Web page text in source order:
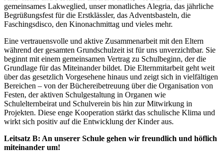
gemeinsames Lakweglied, unser monatliches Alegria, das jährliche
Begrüßungsfest für die Erstklässler, das Adventsbasteln, die
Faschingsdisco, den Kinonachmittag und vieles mehr.
Eine vertrauensvolle und aktive Zusammenarbeit mit den Eltern
während der gesamten Grundschulzeit ist für uns unverzichtbar. Sie
beginnt mit einem gemeinsamen Vertrag zu Schulbeginn, der die
Grundlage für das Miteinander bildet. Die Elternmitarbeit geht weit
über das gesetzlich Vorgesehene hinaus und zeigt sich in vielfältigen
Bereichen – von der Büchereibetreuung über die Organisation von
Festen, der aktiven Schulgestaltung in Organen wie
Schulelternbeirat und Schulverein bis hin zur Mitwirkung in
Projekten. Diese enge Kooperation stärkt das schulische Klima und
wirkt sich positiv auf die Entwicklung der Kinder aus.
Leitsatz B: An unserer Schule gehen wir freundlich und höflich
miteinander um!